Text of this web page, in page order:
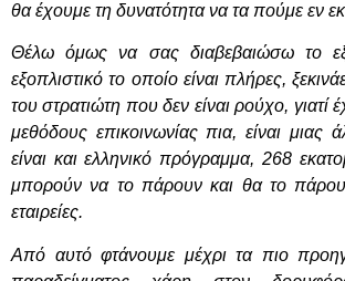
θα έχουμε τη δυνατότητα να τα πούμε εν
Θέλω όμως να σας διαβεβαιώσω το
εξοπλιστικό το οποίο είναι πλήρες,
του στρατιώτη που δεν είναι ρούχο, γιατί
μεθόδους επικοινωνίας πια, είναι μιας
είναι και ελληνικό πρόγραμμα, 268
μπορούν να το πάρουν και θα το
εταιρείες.
Από αυτό φτάνουμε μέχρι τα πιο